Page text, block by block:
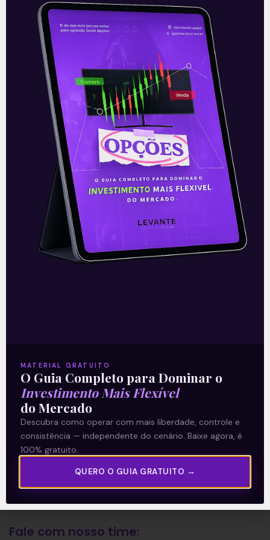
Tributar banco é mau negócio
O tradicional provérbio português
“descobrir um santo para cobrir outro”
ilustra aquelas situações em que a
solução encontrada para um problema
acaba criando outra dificuldade.
Leia mais
02/03/2021
Política de Privacidade
Explore
Artigos
E Eu Com Isso?
Vídeos no Youtube
Manuais de Investimento
Fale com nosso time:
MATERIAL GRATUITO
O Guia Completo para Dominar o
Investimento Mais Flexível
do Mercado
Descubra como operar com mais liberdade, controle e
consistência — independente do cenário. Baixe agora, é
100% gratuito.
QUERO O GUIA GRATUITO →